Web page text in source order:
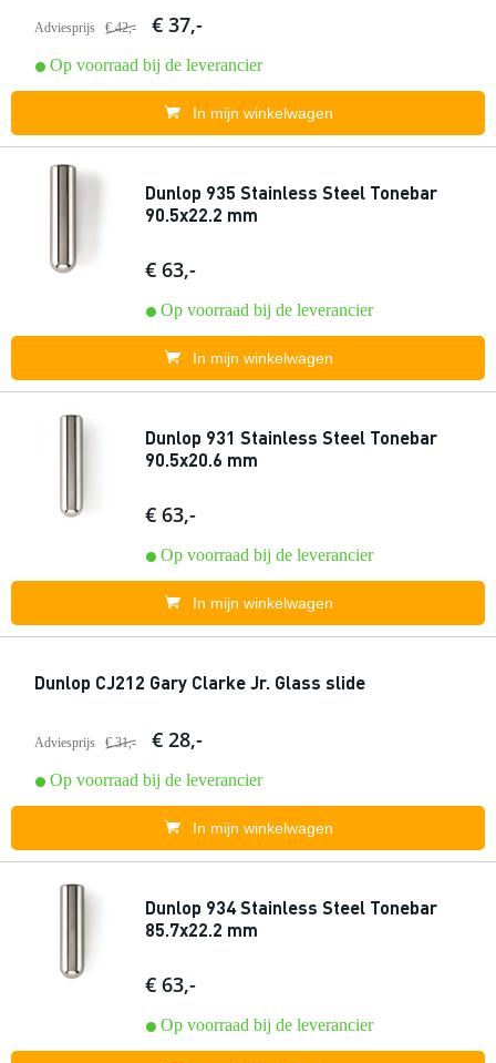
Adviesprijs € 42,- € 37,-
Op voorraad bij de leverancier
In mijn winkelwagen
Dunlop 935 Stainless Steel Tonebar
90.5x22.2 mm
€ 63,-
Op voorraad bij de leverancier
In mijn winkelwagen
Dunlop 931 Stainless Steel Tonebar
90.5x20.6 mm
€ 63,-
Op voorraad bij de leverancier
In mijn winkelwagen
Dunlop CJ212 Gary Clarke Jr. Glass slide
Adviesprijs
Op voorraad bij de leverancier
In mijn winkelwagen
Dunlop 934 Stainless Steel Tonebar
85.7x22.2 mm
€ 63,-
Op voorraad bij de leverancier